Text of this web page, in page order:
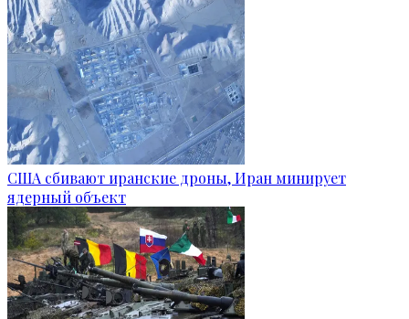
США сбивают иранские дроны, Иран минирует
ядерный объект